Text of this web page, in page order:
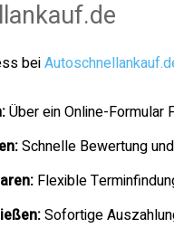
bei
Über ein Online-Formular
Schnelle Bewertung
Flexible
Sofortige